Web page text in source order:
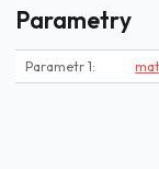
Parametry
Parametr 1